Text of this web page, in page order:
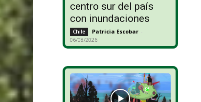
centro sur del país
con inundaciones
Chile Patricia Escobar -
06/08/2026